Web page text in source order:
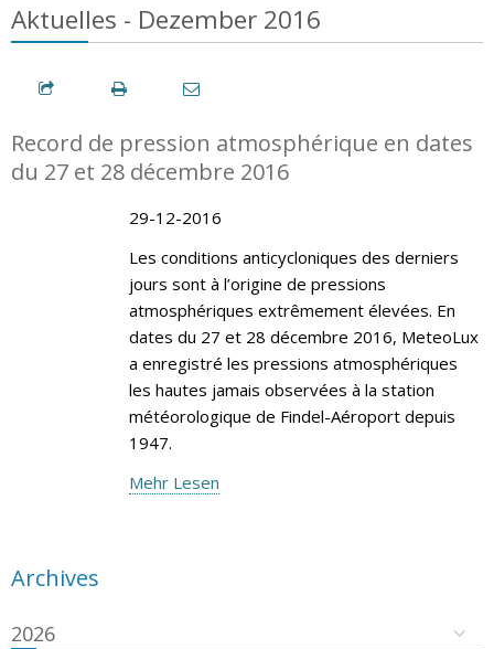
Aktuelles - Dezember 2016
Record de pression atmosphérique en dates
du 27 et 28 décembre 2016
29-12-2016
Les conditions anticycloniques des derniers
jours sont à l’origine de pressions
atmosphériques extrêmement élevées. En
dates du 27 et 28 décembre 2016, MeteoLux
a enregistré les pressions atmosphériques
les hautes jamais observées à la station
météorologique de Findel-Aéroport depuis
1947.
Mehr Lesen
Archives
2026